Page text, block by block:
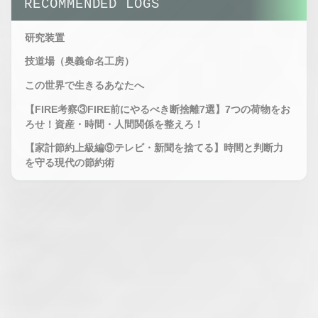
RADAR
RECOMMENDED LOGS
研究装置
技道場（奥義命名工房）
この世界で生きるあなたへ
【FIRE考察③FIRE前にやるべき断捨離7選】7つの荷物をお
ろせ！資産・時間・人間関係を整えろ！
【家計節約上級編⑨テレビ・新聞を捨てる】時間と判断力
を守る現代の節約術
VIEW
STATUS :
OBSERVING